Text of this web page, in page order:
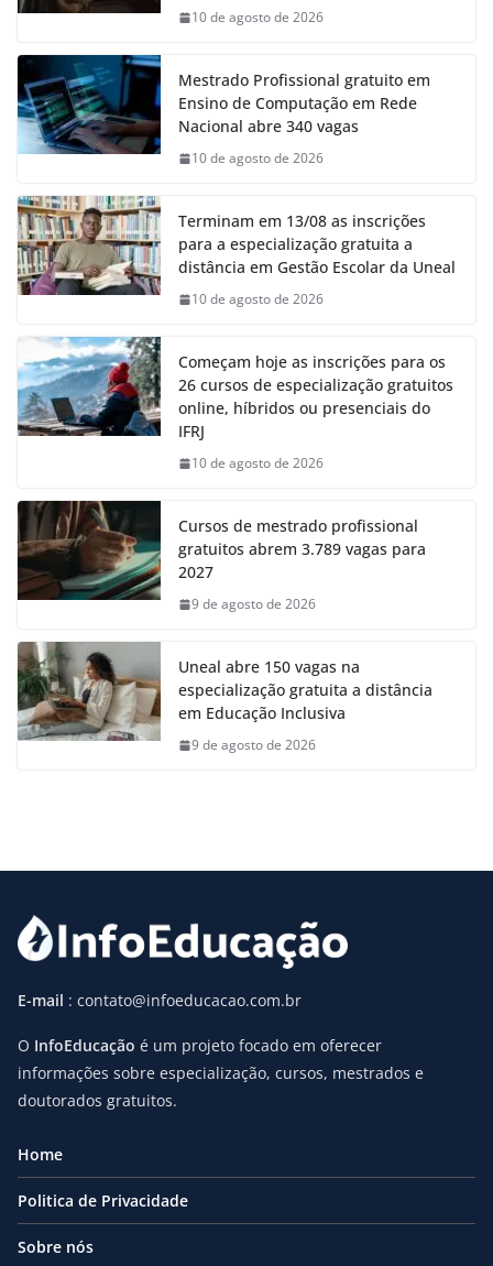
10 de agosto de 2026
Mestrado Profissional gratuito em
Ensino de Computação em Rede
Nacional abre 340 vagas
10 de agosto de 2026
Terminam em 13/08 as inscrições
para a especialização gratuita a
distância em Gestão Escolar da Uneal
10 de agosto de 2026
Começam hoje as inscrições para os
26 cursos de especialização gratuitos
online, híbridos ou presenciais do
IFRJ
10 de agosto de 2026
Cursos de mestrado profissional
gratuitos abrem 3.789 vagas para
2027
9 de agosto de 2026
Uneal abre 150 vagas na
especialização gratuita a distância
em Educação Inclusiva
9 de agosto de 2026
E-mail : contato@infoeducacao.com.br
O InfoEducação é um projeto focado em oferecer
informações sobre especialização, cursos, mestrados e
doutorados gratuitos.
Home
Politica de Privacidade
Sobre nós